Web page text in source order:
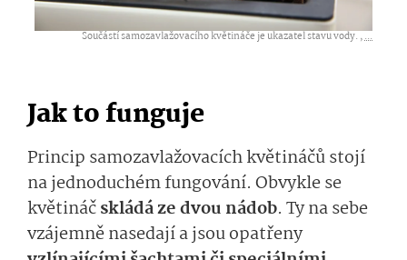
Součástí samozavlažovacího květináče je ukazatel stavu vody. ,...
Jak to funguje
Princip samozavlažovacích květináčů stojí
na jednoduchém fungování. Obvykle se
květináčskládá ze dvou nádob. Ty na sebe
vzájemně nasedají a jsou opatřeny